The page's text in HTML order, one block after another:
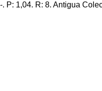
P: 1,04. R: 8. Antigua